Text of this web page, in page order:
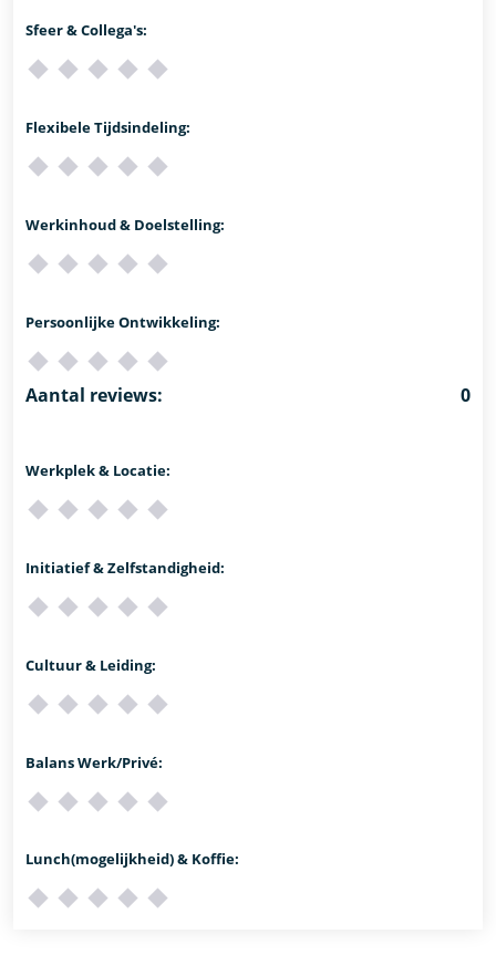
Sfeer & Collega's:
Flexibele Tijdsindeling:
Werkinhoud & Doelstelling:
Persoonlijke Ontwikkeling:
Aantal reviews: 0
Werkplek & Locatie:
Initiatief & Zelfstandigheid:
Cultuur & Leiding:
Balans Werk/Privé:
Lunch(mogelijkheid) & Koffie: